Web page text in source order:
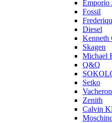
Emporio
Fossil
Diesel
Kenneth
Skagen
Michael
Q&Q
Seiko
Zenith
Calvin